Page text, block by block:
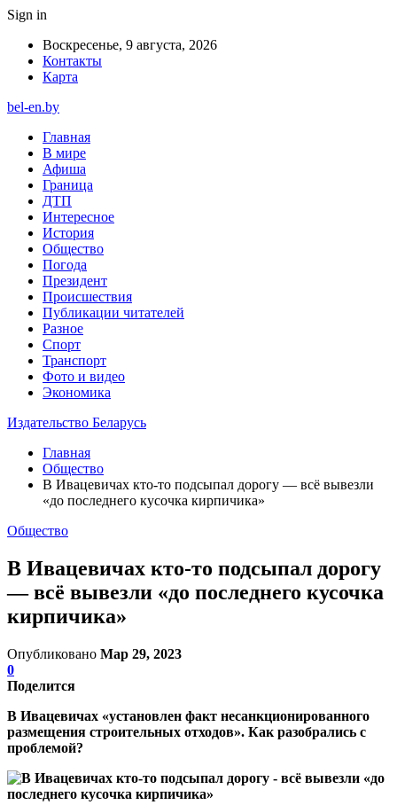
Sign in
Воскресенье, 9 августа, 2026
Контакты
Карта
bel-en.by
Главная
В мире
Афиша
Граница
ДТП
Интересное
История
Общество
Погода
Президент
Происшествия
Публикации читателей
Разное
Спорт
Транспорт
Фото и видео
Экономика
Издательство Беларусь
Главная
Общество
В Ивацевичах кто-то подсыпал дорогу — всё вывезли
«до последнего кусочка кирпичика»
Общество
В Ивацевичах кто-то подсыпал дорогу
— всё вывезли «до последнего кусочка
кирпичика»
Опубликовано Мар 29, 2023
0
Поделится
В Ивацевичах «установлен факт несанкционированного
размещения строительных отходов». Как разобрались с
проблемой?